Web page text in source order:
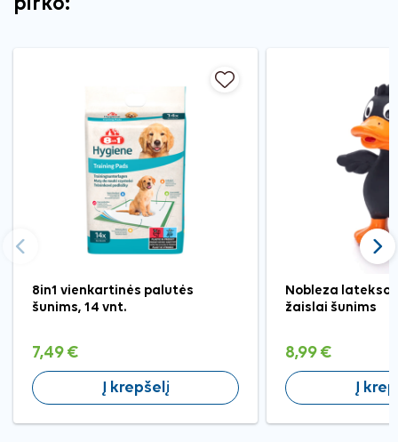
8in1 vienkartinės palutės
šunims, 14 vnt.
7,49 €
Į krepšelį
Nobleza latekso
žaislai šunims
8,99 €
Į
Ankstesnis